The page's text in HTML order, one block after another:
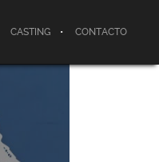
CASTING CONTACTO